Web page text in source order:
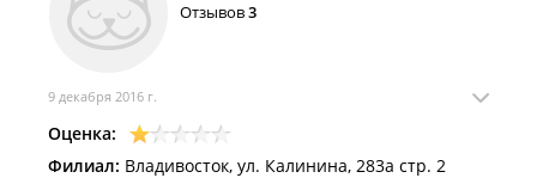
Отзывов3
9 декабря 2016 г.
Оценка:
Филиал: Владивосток, ул. Калинина, 283а стр. 2